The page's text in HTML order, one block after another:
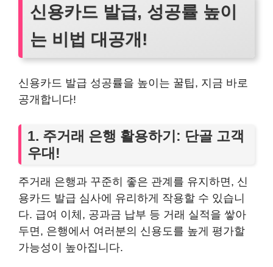
신용카드 발급, 성공률 높이
는 비법 대공개!
신용카드 발급 성공률을 높이는 꿀팁, 지금 바로
공개합니다!
1. 주거래 은행 활용하기: 단골 고객
우대!
주거래 은행과 꾸준히 좋은 관계를 유지하면, 신
용카드 발급 심사에 유리하게 작용할 수 있습니
다. 급여 이체, 공과금 납부 등 거래 실적을 쌓아
두면, 은행에서 여러분의 신용도를 높게 평가할
가능성이 높아집니다.